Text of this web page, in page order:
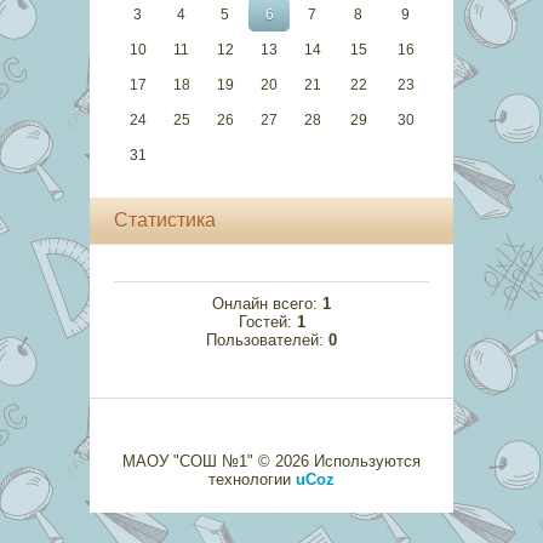
3 4 5 6 7 8 9
10 11 12 13 14 15 16
17 18 19 20 21 22 23
24 25 26 27 28 29 30
31
Статистика
Онлайн всего: 1
Гостей: 1
Пользователей: 0
МАОУ "СОШ №1" © 2026 Используются
технологии uCoz